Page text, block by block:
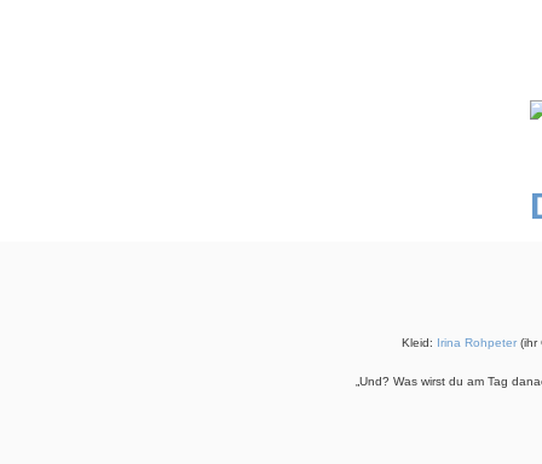
Kleid: Irina Rohpeter (ihr
„Und? Was wirst du am Tag